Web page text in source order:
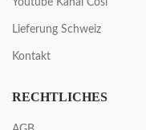
Lieferung Schweiz
Kontakt
RECHTLICHES